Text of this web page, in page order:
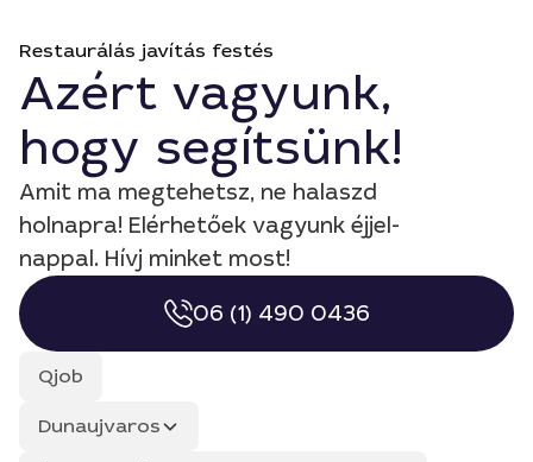
Restaurálás javítás festés
Azért vagyunk,
hogy segítsünk!
Amit ma megtehetsz, ne halaszd
holnapra! Elérhetőek vagyunk éjjel-
nappal. Hívj minket most!
06 (1) 490 0436
Qjob
Dunaujvaros